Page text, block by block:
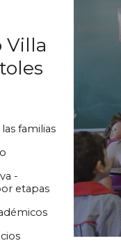
Villa
familias
-
etapas